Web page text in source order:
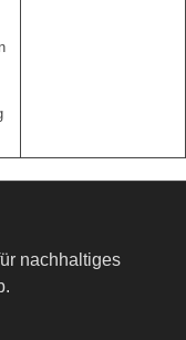
nachhaltiges